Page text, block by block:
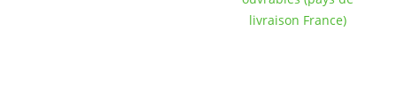
livraison France)